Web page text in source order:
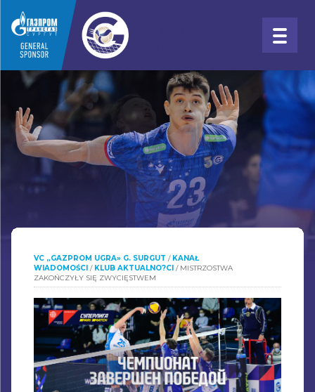
VC „GAZPROM UGRA» G. SURGUT / KANAŁ
WIADOMOŚCI / KLUB AKTUALNO?CI / MISTRZOSTWA
ZAKOŃCZYŁY SIĘ ZWYCIĘSTWEM